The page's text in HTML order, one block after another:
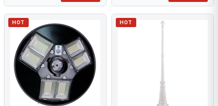
HOT HOT